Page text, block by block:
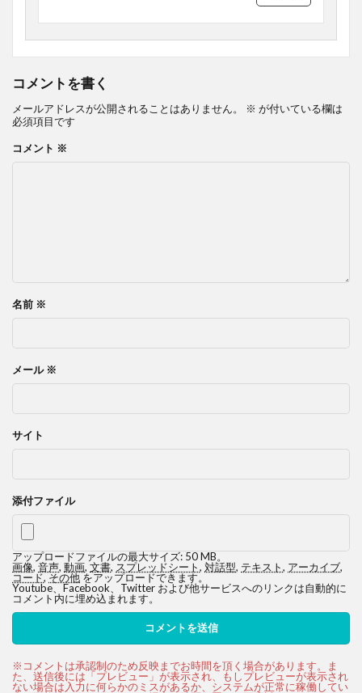
コメントを書く
メールアドレスが公開されることはありません。 ※ が付いている欄は
必須項目です
コメント ※
名前 ※
メール ※
サイト
添付ファイル
アップロードファイルの最大サイズ: 50 MB。
画像, 音声, 動画, 文書, スプレッドシート, 対話型, テキスト, アーカイブ,
コード,その他をアップロードできます。
Youtube、Facebook、Twitter および他サービスへのリンクは自動的に
コメント内に埋め込まれます。